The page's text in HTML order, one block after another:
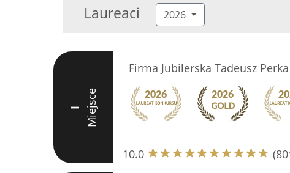
Laureaci 2026
I Miejsce
Firma Jubilerska Tadeusz
10.0